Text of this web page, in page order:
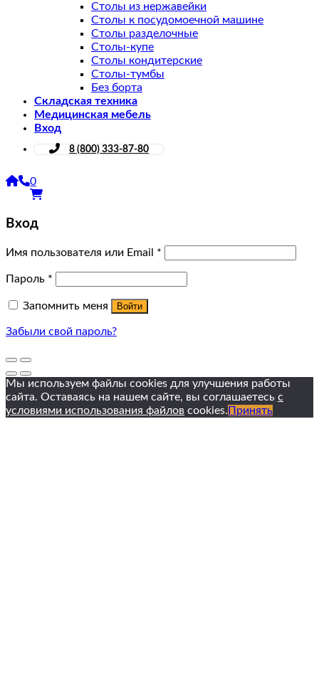
Столы из нержавейки
Столы к посудомоечной машине
Столы разделочные
Столы-купе
Столы кондитерские
Столы-тумбы
Без борта
Складская техника
Медицинская мебель
Вход
8 (800) 333-87-80
0
Вход
Имя пользователя или Email *
Пароль *
Запомнить меня Войти
Забыли свой пароль?
Мы используем файлы cookies для улучшения работы
сайта. Оставаясь на нашем сайте, вы соглашаетесь с
условиями использования файлов cookies. Принять